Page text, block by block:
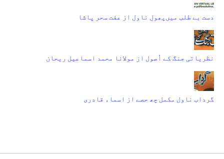
دست بے طلب میں‌پھول ناول از عفت سحر پاشا
نظریاتی جنگ کے اُصول از مولانا محمد اسماعیل ریحان
گرداب ناول مکمل چھ حصے از اسماء قادری